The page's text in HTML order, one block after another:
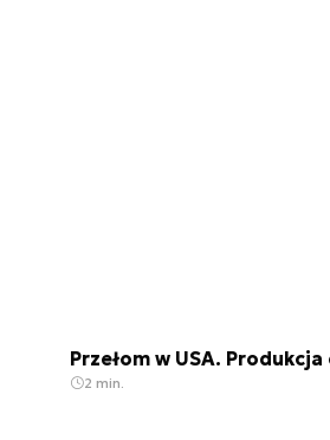
Przełom w USA.
2 min.